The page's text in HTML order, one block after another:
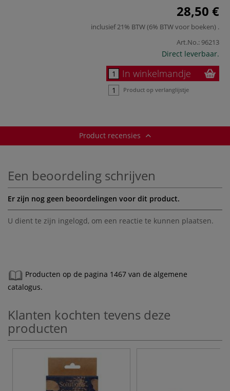
28,50 €
inclusief 21% BTW (6% BTW voor boeken) .
Art.No.: 96213
Direct leverbaar.
In winkelmandje
Product op verlanglijstje
Product recensies
Een beoordeling schrijven
Er zijn nog geen beoordelingen voor dit product.
U dient te zijn ingelogd, om een reactie te kunnen plaatsen.
Producten op de pagina 1467 van de algemene
catalogus.
Klanten kochten tevens deze
producten